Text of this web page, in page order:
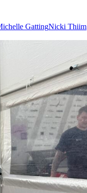
GattingNicki Thiim